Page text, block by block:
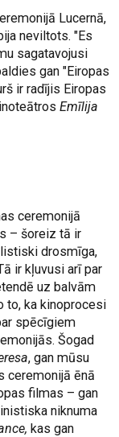
Lucernā,
neviltots. "Es
sagatavojusi
gan "Eiropas
ir radījis Eiropas
Emīlija
ceremonijā
– šoreiz tā ir
drosmīga,
ir kļuvusi arī par
uz balvām
to, ka kinoprocesi
spēcīgiem
Šogad
, gan mūsu
ceremonijā ēnā
filmas – gan
niknuma
kas gan